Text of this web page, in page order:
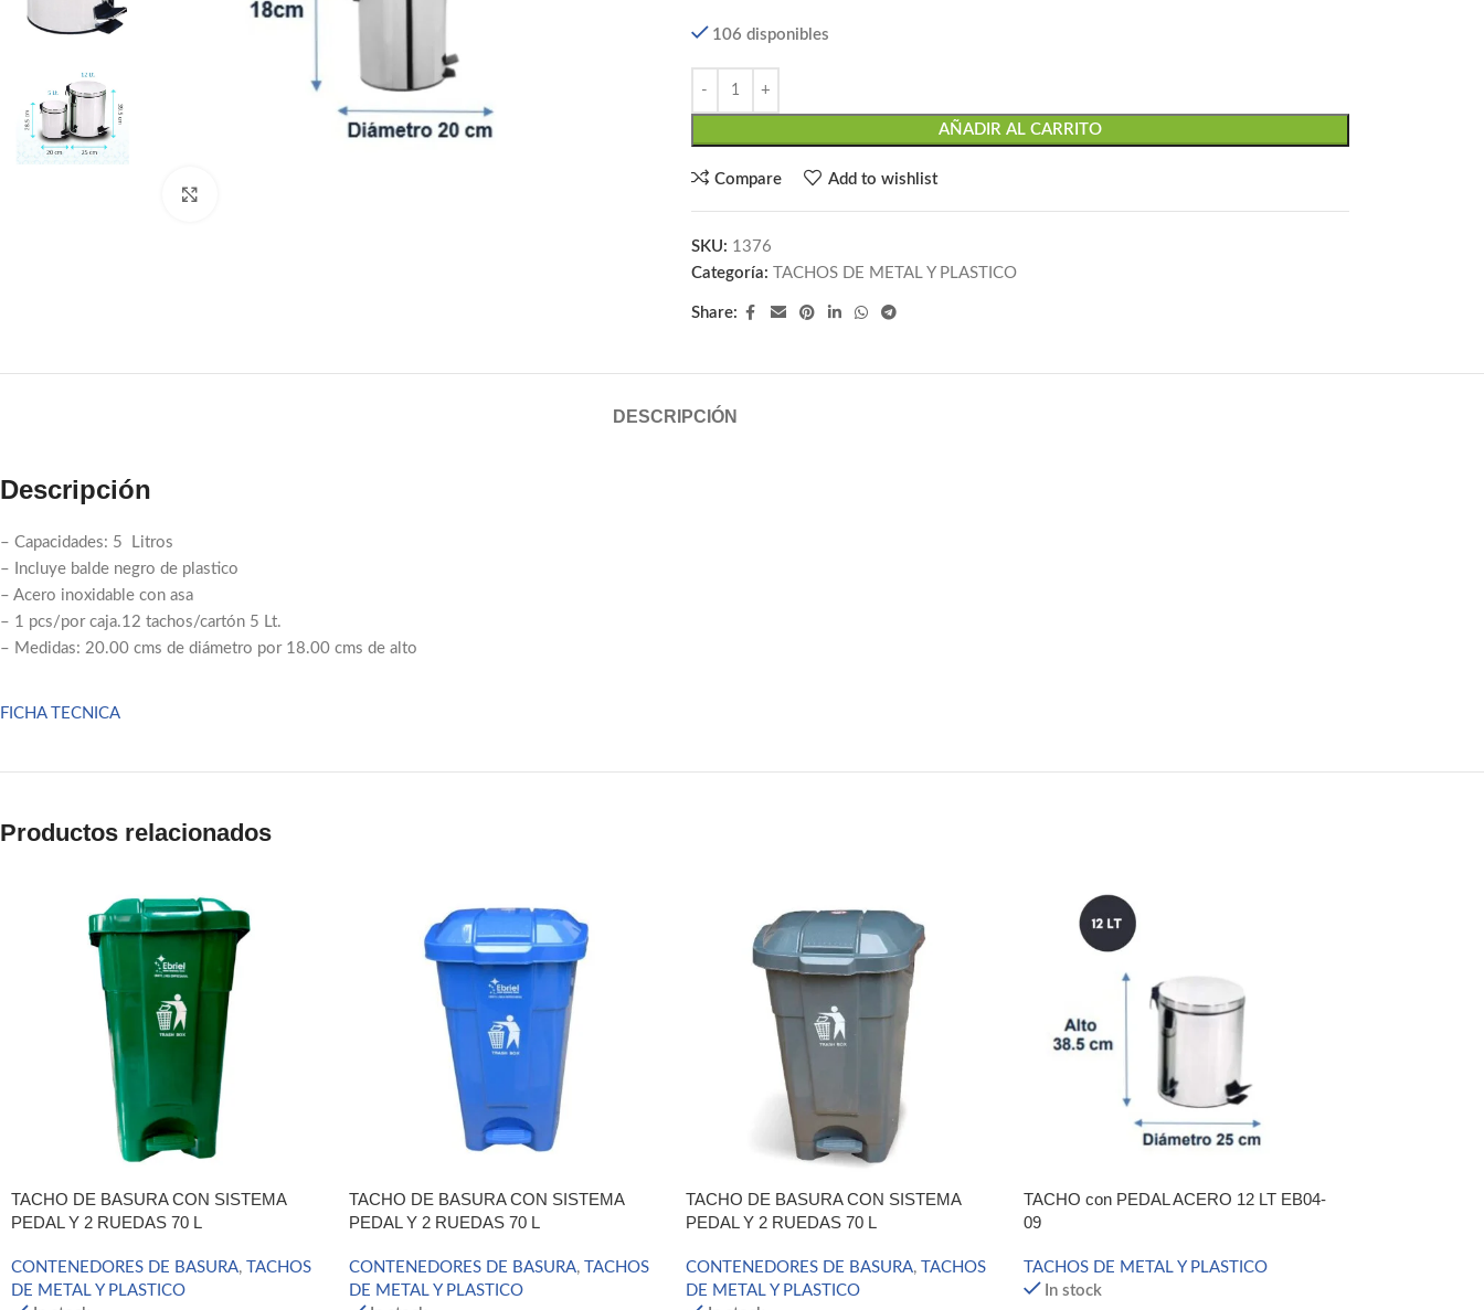
106 disponibles
AÑADIR AL CARRITO
Compare Add to wishlist
SKU: 1376
Categoría:
TACHOS DE METAL Y PLASTICO
Share:
DESCRIPCIÓN
Descripción
– Capacidades: 5 Litros
– Incluye balde negro de plastico
– Acero inoxidable con asa
– 1 pcs/por caja.12 tachos/cartón 5 Lt.
– Medidas: 20.00 cms de diámetro por 18.00 cms de alto
FICHA TECNICA
Productos relacionados
TACHO DE BASURA CON SISTEMA
PEDAL Y 2 RUEDAS 70 L
CONTENEDORES DE BASURA, TACHOS
DE METAL Y PLASTICO
TACHO DE BASURA CON SISTEMA
PEDAL Y 2 RUEDAS 70 L
CONTENEDORES DE BASURA, TACHOS
DE METAL Y PLASTICO
TACHO DE BASURA CON SISTEMA
PEDAL Y 2 RUEDAS 70 L
CONTENEDORES DE BASURA, TACHOS
DE METAL Y PLASTICO
TACHO con PEDAL ACERO 12 LT EB04-
09
TACHOS DE METAL Y PLASTICO
In stock
Email
Pinterest